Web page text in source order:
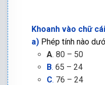
Khoanh vào chữ
a) Phép tính nào
A. 80 – 50
B. 65 – 24
C. 76 – 24